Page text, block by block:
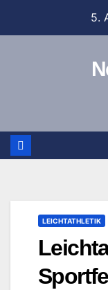
5.
LEICHTATHLETIK